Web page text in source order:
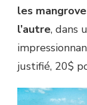
les
l’autre, dans
justifié, 20$